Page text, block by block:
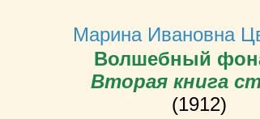
Марина Ивановна
Волшебный
Вторая книга
(1912)